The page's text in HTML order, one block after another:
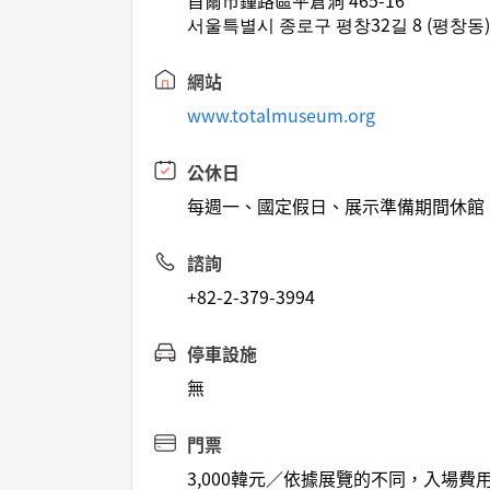
서울특별시 종로구 평창32길 8 (평창동)
網站
www.totalmuseum.org
公休日
每週一、國定假日、展示準備期間休館
諮詢
+82-2-379-3994
停車設施
無
門票
3,000韓元／依據展覽的不同，入場費